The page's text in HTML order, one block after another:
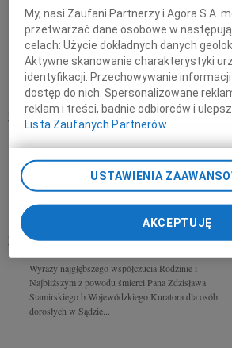
Z głębokim smutkiem informujemy, że dnia 6
sierpnia 2009 roku zmarł dr hab. inż. Lech Szecówka
profesor nadzwyczajny Politechniki
Częstochowskiej. Długoletni, zasłużony...
KRZYSZTOF SMEREK 08.08.2009
KATOWICE
Z żalem przyjęliśmy wiadomość o śmierci Krzysztofa
Smereki naszego redakcyjnego Kolegi, autora m. in.
cyklu "W cztery świata strony" Rodzinie i Bliskim
składamy serdeczne...
ZDZISŁAW STAMIRSKI
Wyrazy najgłębszego współczucia Rodzinie i
Najbliższym z powodu śmierci Pana Zdzisława
Stamirskiego b.Wojewódzkiego Kuratora dla osób
dorosłych w Sądzie...
My, nasi Zaufani Partnerzy i Agora S.A.
przetwarzać dane osobowe w
celach:Użycie dokładnych danych
Aktywne skanowanie charakterystyki
identyfikacji. Przechowywanie
dostęp do nich. Spersonalizowane
reklam i treści, badnie odbiorców i
Lista Zaufanych Partnerów
USTAWIENIA
AKCEPTUJĘ